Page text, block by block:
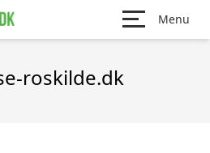
Menu
roskilde.dk